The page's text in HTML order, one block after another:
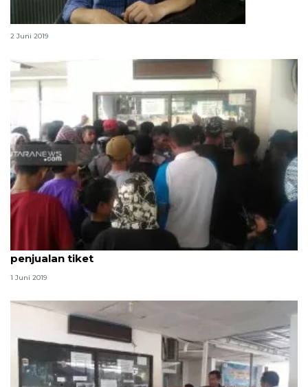
Ombudsman Sumsel pantau posko mudik
2 Juni 2019
Ombudsman minta ASDP Kupang perbaiki layanan
penjualan tiket
1 Juni 2019